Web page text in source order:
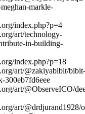
markle-
index.php?p=4
art/technology-
in-building-
index.php?p=18
art/@zakiyabibit/bibit-
300eb7fd6eee
art/@ObserveICO/
art/@drdjurand1928/